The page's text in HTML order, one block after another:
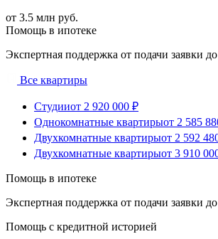
от 3.5 млн руб.
Помощь в ипотеке
Экспертная поддержка от подачи заявки
Все квартиры
Студииот 2 920 000 ₽
Однокомнатные квартирыот 2 585
Двухкомнатные квартирыот 2 592
Двухкомнатные квартирыот 3 910
Помощь в ипотеке
Экспертная поддержка от подачи заявки
Помощь с кредитной историей